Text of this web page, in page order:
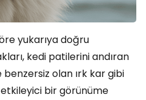
yukarıya doğru
kedi patilerini andıran
olan ırk kar gibi
bir görünüme